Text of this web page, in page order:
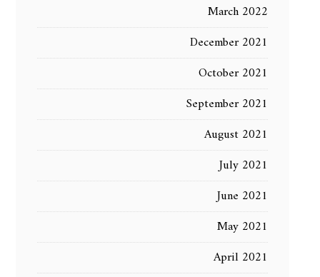
March 2022
December 2021
October 2021
September 2021
August 2021
July 2021
June 2021
May 2021
April 2021